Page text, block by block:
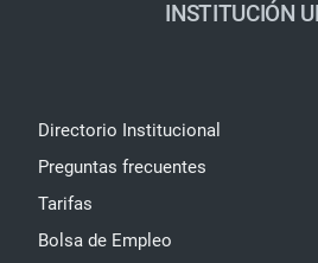
INSTITUCIÓN
Directorio Institucional
Preguntas frecuentes
Tarifas
Bolsa de Empleo